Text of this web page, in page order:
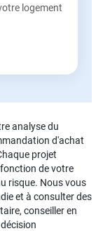
logement
analyse du
d'achat
projet
de votre
risque. Nous vous
et à consulter des
conseiller en